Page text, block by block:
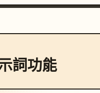
詞功能